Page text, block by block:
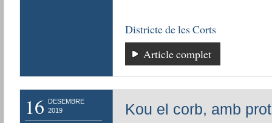
Districte de les Corts
Article complet
16
DESEMBRE
2019
Kou el corb, amb